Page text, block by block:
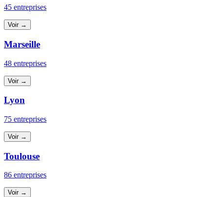
45 entreprises
Voir →
Marseille
48 entreprises
Voir →
Lyon
75 entreprises
Voir →
Toulouse
86 entreprises
Voir →